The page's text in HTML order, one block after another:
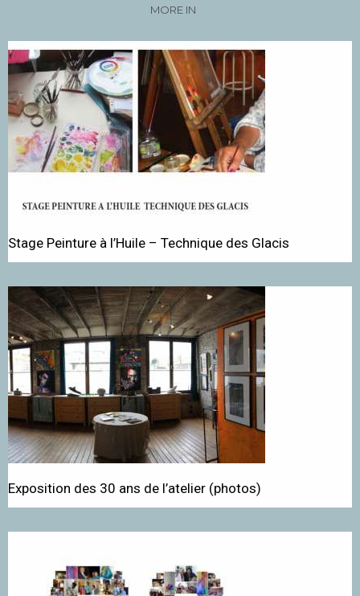
MORE IN
Stage Peinture à l’Huile – Technique des Glacis
Exposition des 30 ans de l’atelier (photos)